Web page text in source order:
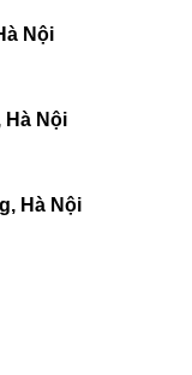
Nội
Hà Nội
Hà Nội